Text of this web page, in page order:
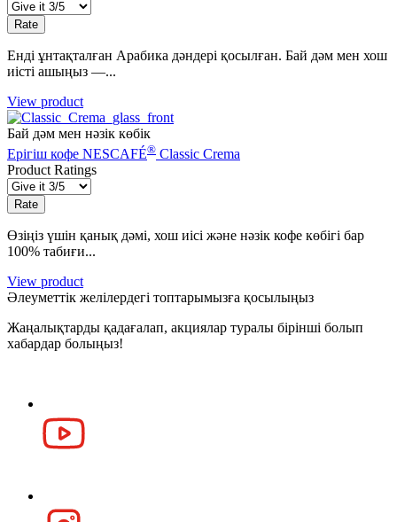
Енді ұнтақталған Арабика дәндері қосылған. Бай дәм мен хош
иісті ашыңыз —...
View product
Бай дәм мен нәзік көбік
Ерігіш кофе NESCAFÉ® Classic Crema
Product Ratings
Өзіңіз үшін қанық дәмі, хош иісі және нәзік кофе көбігі бар
100% табиғи...
View product
Әлеуметтік желілердегі топтарымызға қосылыңыз
Жаңалықтарды қадағалап, акциялар туралы бірінші болып
хабардар болыңыз!